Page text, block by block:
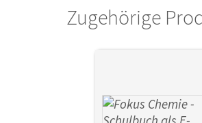
Cornelsen VerlagZugehörige